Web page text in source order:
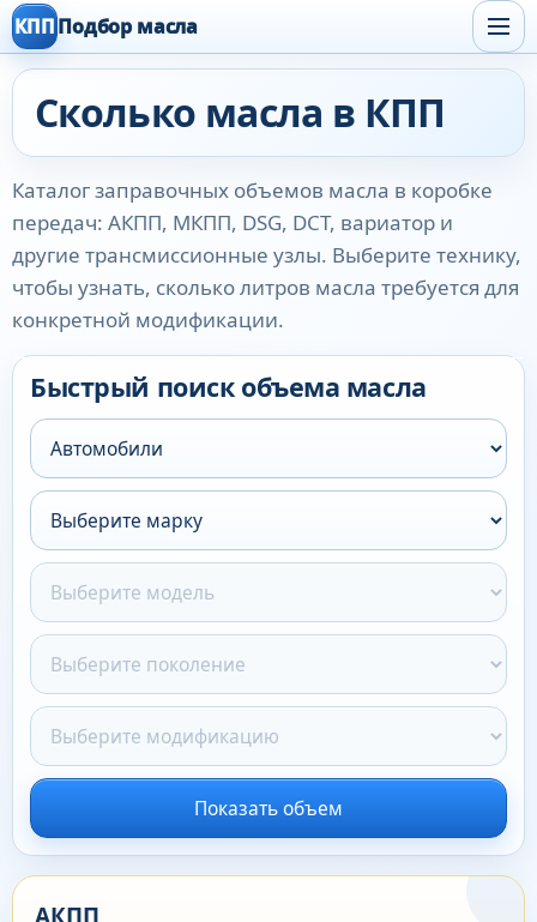
КПППодбор масла
Сколько масла в КПП
Каталог заправочных объемов масла в коробке
передач: АКПП, МКПП, DSG, DCT, вариатор и
другие трансмиссионные узлы. Выберите технику,
чтобы узнать, сколько литров масла требуется для
конкретной модификации.
Быстрый поиск объема масла
Показать объем